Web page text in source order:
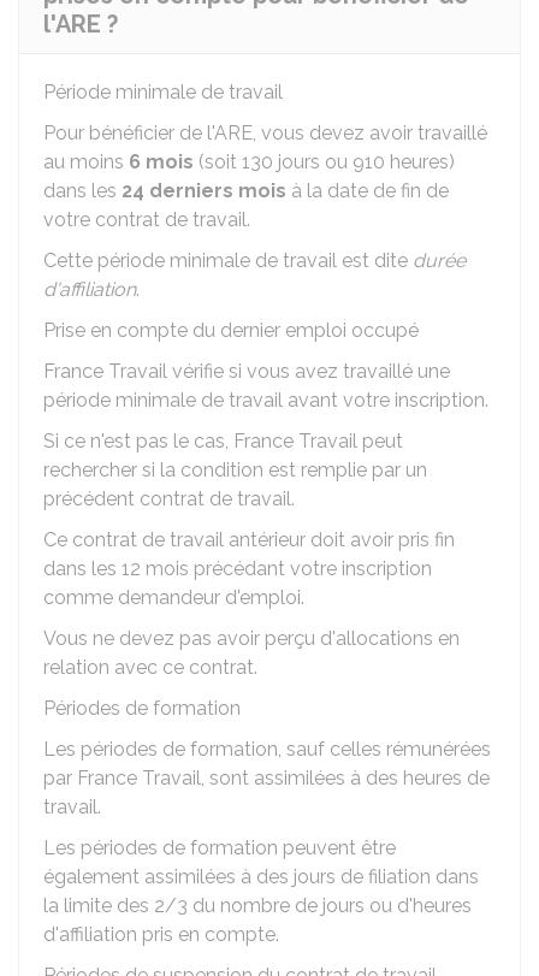
l'ARE ?
Période minimale de travail
Pour bénéficier de l'ARE, vous devez avoir travaillé
au moins 6 mois (soit 130 jours ou 910 heures)
dans les 24 derniers mois à la date de fin de
votre contrat de travail.
Cette période minimale de travail est dite durée
d'affiliation.
Prise en compte du dernier emploi occupé
France Travail vérifie si vous avez travaillé une
période minimale de travail avant votre inscription.
Si ce n'est pas le cas, France Travail peut
rechercher si la condition est remplie par un
précédent contrat de travail.
Ce contrat de travail antérieur doit avoir pris fin
dans les 12 mois précédant votre inscription
comme demandeur d'emploi.
Vous ne devez pas avoir perçu d'allocations en
relation avec ce contrat.
Périodes de formation
Les périodes de formation, sauf celles rémunérées
par France Travail, sont assimilées à des heures de
travail.
Les périodes de formation peuvent être
également assimilées à des jours de filiation dans
la limite des 2/3 du nombre de jours ou d'heures
d'affiliation pris en compte.